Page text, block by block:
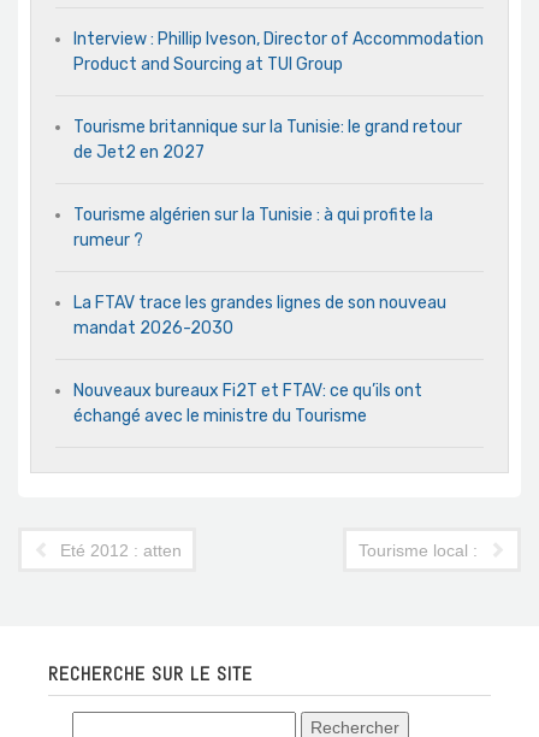
Interview : Phillip Iveson, Director of Accommodation
Product and Sourcing at TUI Group
Tourisme britannique sur la Tunisie: le grand retour
de Jet2 en 2027
Tourisme algérien sur la Tunisie : à qui profite la
rumeur ?
La FTAV trace les grandes lignes de son nouveau
mandat 2026-2030
Nouveaux bureaux Fi2T et FTAV: ce qu’ils ont
échangé avec le ministre du Tourisme
Eté 2012 : attendent Algériens désespérémentTourisme local : CTE
RECHERCHE SUR LE SITE